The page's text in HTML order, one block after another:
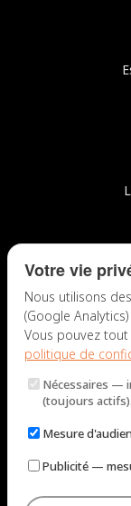
Votre vie
Nous utilisons
(Google
Vous pouvez tout
politique de
Nécessaires —
(toujours actifs).
Mesure
Publicité —